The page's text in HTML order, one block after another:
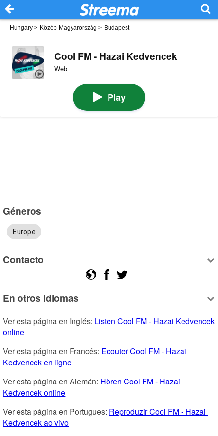
Hungary > Közép-Magyarország > Budapest
Cool FM - Hazai Kedvencek
Web
Play
Géneros
Europe
Contacto
En otros idiomas
Ver esta página en Inglés: Listen Cool FM - Hazai Kedvencek
online
Ver esta página en Francés: Ecouter Cool FM - Hazai
Kedvencek en ligne
Ver esta página en Alemán: Hören Cool FM - Hazai
Kedvencek online
Ver esta página en Portugues: Reproduzir Cool FM - Hazai
Kedvencek ao vivo